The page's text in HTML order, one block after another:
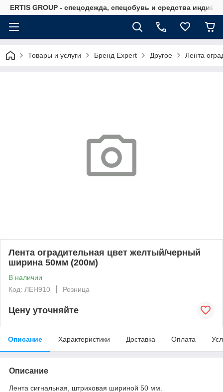
ERTIS GROUP - спецодежда, спецобувь и средства
Товары и услуги Бренд Expert Другое Лента
Лента оградительная цвет желтый/черный
ширина 50мм (200м)
В наличии
Код: ЛЕН910
Розница
Цену уточняйте
Описание Характеристики Доставка Оплата
Описание
Лента сигнальная, штриховая шириной 50 мм.